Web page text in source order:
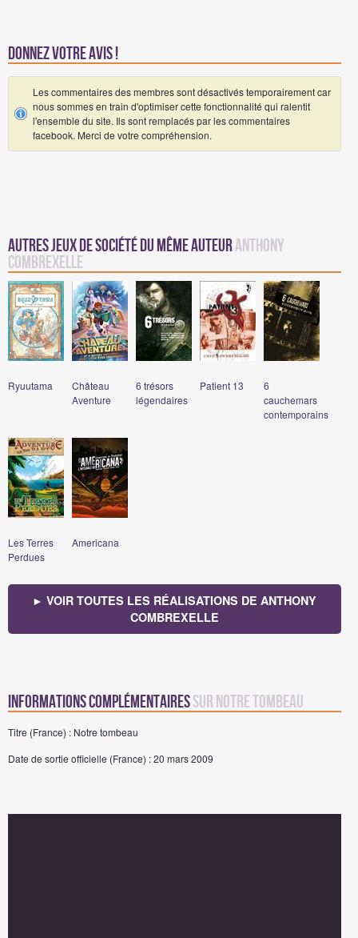
Donnez votre avis !
Les commentaires des membres sont désactivés temporairement car
nous sommes en train d'optimiser cette fonctionnalité qui ralentit
l'ensemble du site. Ils sont remplacés par les commentaires
facebook. Merci de votre compréhension.
Autres Jeux de société du même auteurAnthony
Combrexelle
Ryuutama
Château
Aventure
6 trésors
légendaires
Patient 13
6
cauchemars
contemporains
Les Terres
Perdues
Americana
► VOIR TOUTES LES RÉALISATIONS DE ANTHONY
COMBREXELLE
Informations complémentairessur Notre tombeau
Titre (France) : Notre tombeau
Date de sortie officielle (France) : 20 mars 2009